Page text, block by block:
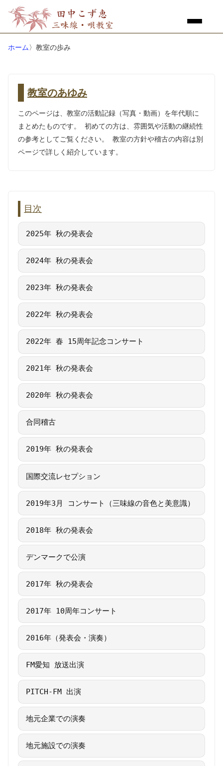
ホーム 〉教室の歩み
教室のあゆみ
このページは、教室の活動記録（写真・動画）を年代順に
まとめたものです。 初めての方は、雰囲気や活動の継続性
の参考としてご覧ください。 教室の方針や稽古の内容は別
ページで詳しく紹介しています。
目次
2025年 秋の発表会
2024年 秋の発表会
2023年 秋の発表会
2022年 秋の発表会
2022年 春 15周年記念コンサート
2021年 秋の発表会
2020年 秋の発表会
合同稽古
2019年 秋の発表会
国際交流レセプション
2019年3月 コンサート（三味線の音色と美意識）
2018年 秋の発表会
デンマークで公演
2017年 秋の発表会
2017年 10周年コンサート
2016年（発表会・演奏）
FM愛知 放送出演
PITCH-FM 出演
地元企業での演奏
地元施設での演奏